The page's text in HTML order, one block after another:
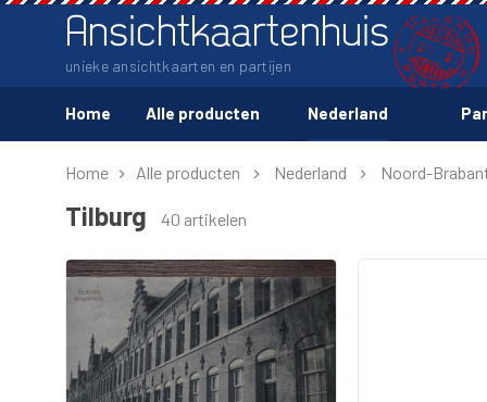
Ansichtkaartenhuis
unieke ansichtkaarten en partijen
Home Alle producten Nederland
Home Alle producten Nederland Noord-
Tilburg 40 artikelen